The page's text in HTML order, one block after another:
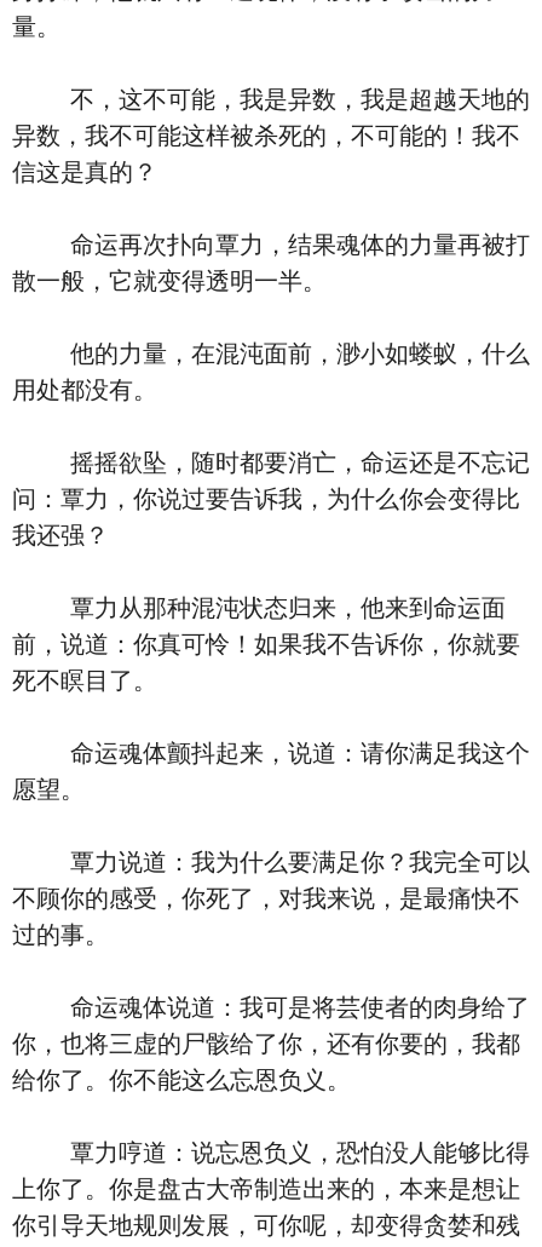
量。
不，这不可能，我是异数，我是超越天地的
异数，我不可能这样被杀死的，不可能的！我不
信这是真的？
命运再次扑向覃力，结果魂体的力量再被打
散一般，它就变得透明一半。
他的力量，在混沌面前，渺小如蝼蚁，什么
用处都没有。
摇摇欲坠，随时都要消亡，命运还是不忘记
问：覃力，你说过要告诉我，为什么你会变得比
我还强？
覃力从那种混沌状态归来，他来到命运面
前，说道：你真可怜！如果我不告诉你，你就要
死不瞑目了。
命运魂体颤抖起来，说道：请你满足我这个
愿望。
覃力说道：我为什么要满足你？我完全可以
不顾你的感受，你死了，对我来说，是最痛快不
过的事。
命运魂体说道：我可是将芸使者的肉身给了
你，也将三虚的尸骸给了你，还有你要的，我都
给你了。你不能这么忘恩负义。
覃力哼道：说忘恩负义，恐怕没人能够比得
上你了。你是盘古大帝制造出来的，本来是想让
你引导天地规则发展，可你呢，却变得贪婪和残